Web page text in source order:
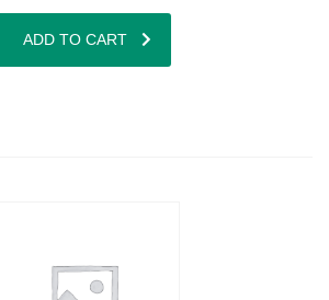
ADD TO CART